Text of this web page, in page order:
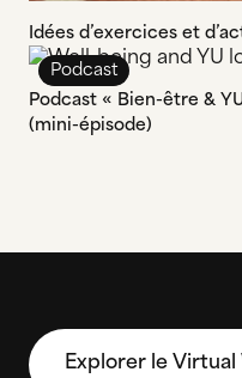
Idées d’exercices et
Podcast « Bien-être &
(mini-épisode)
Podcast
Explorer le